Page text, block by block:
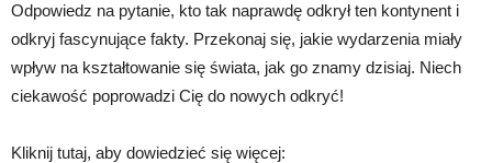
Odpowiedz na pytanie, kto tak naprawdę odkrył ten kontynent i
odkryj fascynujące fakty. Przekonaj się, jakie wydarzenia miały
wpływ na kształtowanie się świata, jak go znamy dzisiaj. Niech
ciekawość poprowadzi Cię do nowych odkryć!
Kliknij tutaj, aby dowiedzieć się więcej: